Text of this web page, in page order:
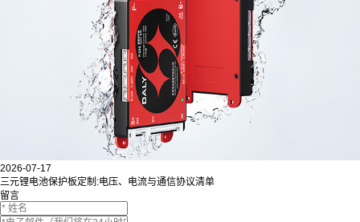
2026-07-17
三元锂电池保护板定制:电压、电流与通信协议清单
留言